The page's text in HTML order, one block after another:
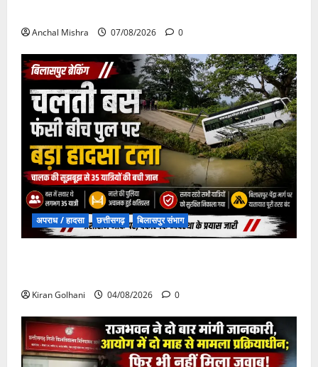
Anchal Mishra 07/08/2026 0
अपराध / हादसा छत्तीसगढ़ बिलासपुर संभाग
Kiran Golhani 04/08/2026 0